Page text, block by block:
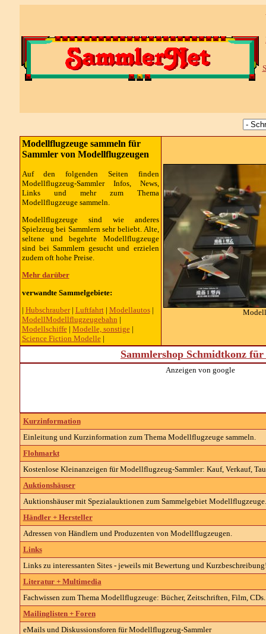
Modellflugzeuge sammeln für
Sammler von Modellflugzeugen
Auf den folgenden Seiten finden
Modellflugzeug-Sammler Infos, News,
Links und mehr zum Thema
Modellflugzeuge sammeln.
Modellflugzeuge sind wie anderes
Spielzeug bei Sammlern sehr beliebt. Alte,
seltene und begehrte Modellflugzeuge
sind bei Sammlern gesucht und erzielen
zudem oft hohe Preise.
Mehr darüber
verwandte Sammelgebiete:
| Hubschrauber| Luftfahrt| Modellautos|
ModellModellflugzeugebahn |
Modellschiffe| Modelle, sonstige|
Science Fiction Modelle|
Sammlershop Schmidtkonz
Anzeigen von google
Kurzinformation
Einleitung und Kurzinformation zum Thema Modellflugzeuge sammeln.
Flohmarkt
Kostenlose Kleinanzeigen für Modellflugzeug-Sammler: Kauf, Verkauf,
Auktionshäuser
Auktionshäuser mit Spezialauktionen zum Sammelgebiet Modellflugzeuge.
Händler + Hersteller
Adressen von Händlern und Produzenten von Modellflugzeugen.
Links
Links zu interessanten Sites - jeweils mit Bewertung und
Literatur + Multimedia
Fachwissen zum Thema Modellflugzeuge: Bücher, Zeitschriften, Film,
Mailinglisten + Foren
eMails und Diskussionsforen für Modellflugzeug-Sammler